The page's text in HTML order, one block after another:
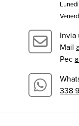
Invia
Mail
Pec
338